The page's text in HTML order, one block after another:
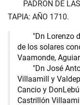
PADRÓN DE
TAPIA: AÑO 1710.
"Dn Lorenzo
de los solares
Vaamonde,
"Dn José
Villaamill y
Cancio y
Castrillón